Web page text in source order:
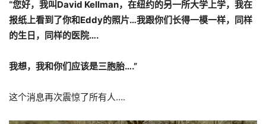
“您好，我叫David Kellman，在纽约的另一所大学上学，我在
报纸上看到了你和Eddy的照片…我跟你们长得一模一样，同样
的生日，同样的医院….
我想，我和你们应该是三胞胎….”
这个消息再次震惊了所有人….